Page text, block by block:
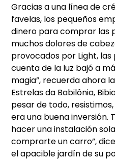
Gracias a una línea de
favelas, los pequeños
dinero para comprar las
muchos dolores de
provocados por Light,
cuenta de la luz bajó a
magia”, recuerda ahora
Estrelas da Babilônia,
pesar de todo,
era una buena inversión.
hacer una instalación
comprarte un carro”,
el apacible jardín de su